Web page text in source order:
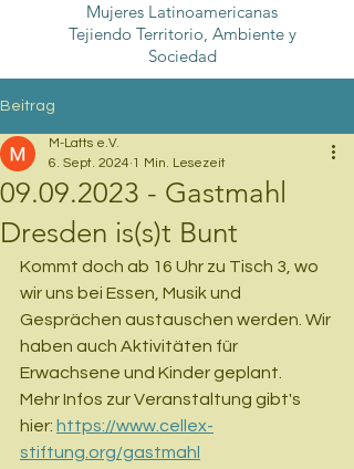
Mujeres Latinoamericanas
Tejiendo Territorio, Ambiente y
Sociedad
Beitrag
09.09.2023 - Gastmahl
Dresden is(s)t Bunt
M-Latts e.V.
6. Sept. 2024 1 Min. Lesezeit
Kommt doch ab 16 Uhr zu Tisch 3, wo
wir uns bei Essen, Musik und
Gesprächen austauschen werden. Wir
haben auch Aktivitäten für
Erwachsene und Kinder geplant.
Mehr Infos zur Veranstaltung gibt's
hier: https://www.cellex-
stiftung.org/gastmahl